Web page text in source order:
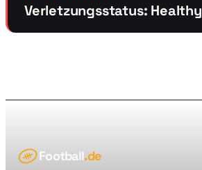
Verletzungsstatus: Healthy
Football.de